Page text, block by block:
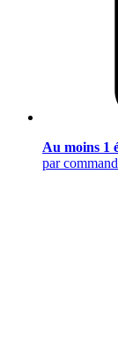
Au moins 1
par